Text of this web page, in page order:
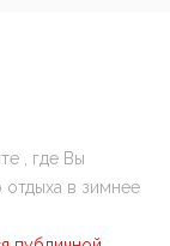
, где Вы
отдыха в зимнее